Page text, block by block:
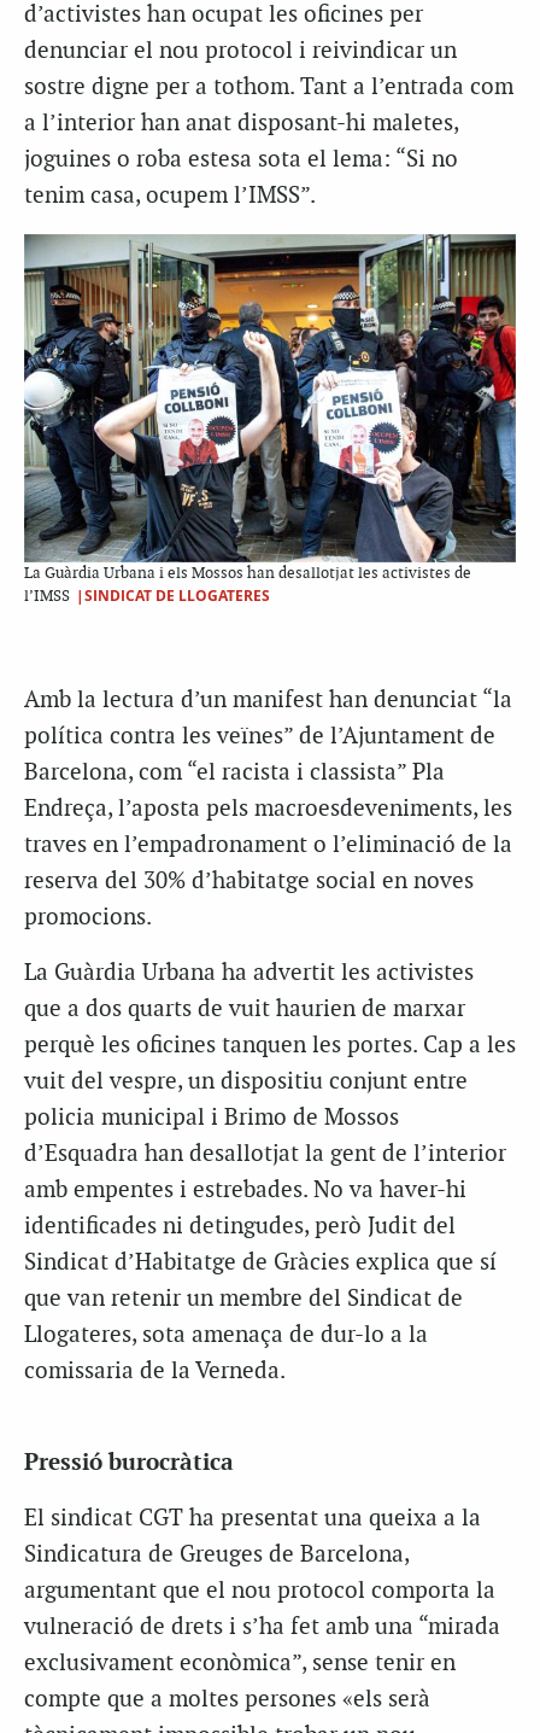
d’activistes han ocupat les oficines per
denunciar el nou protocol i reivindicar un
sostre digne per a tothom. Tant a l’entrada com
a l’interior han anat disposant-hi maletes,
joguines o roba estesa sota el lema: “Si no
tenim casa, ocupem l’IMSS”.
La Guàrdia Urbana i els Mossos han desallotjat les activistes de
l’IMSS |SINDICAT DE LLOGATERES
Amb la lectura d’un manifest han denunciat “la
política contra les veïnes” de l’Ajuntament de
Barcelona, com “el racista i classista” Pla
Endreça, l’aposta pels macroesdeveniments, les
traves en l’empadronament o l’eliminació de la
reserva del 30% d’habitatge social en noves
promocions.
La Guàrdia Urbana ha advertit les activistes
que a dos quarts de vuit haurien de marxar
perquè les oficines tanquen les portes. Cap a les
vuit del vespre, un dispositiu conjunt entre
policia municipal i Brimo de Mossos
d’Esquadra han desallotjat la gent de l’interior
amb empentes i estrebades. No va haver-hi
identificades ni detingudes, però Judit del
Sindicat d’Habitatge de Gràcies explica que sí
que van retenir un membre del Sindicat de
Llogateres, sota amenaça de dur-lo a la
comissaria de la Verneda.
Pressió burocràtica
El sindicat CGT ha presentat una queixa a la
Sindicatura de Greuges de Barcelona,
argumentant que el nou protocol comporta la
vulneració de drets i s’ha fet amb una “mirada
exclusivament econòmica”, sense tenir en
compte que a moltes persones «els serà